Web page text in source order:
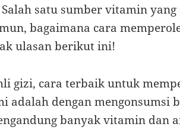
satu sumber vitamin
bagaimana cara
ulasan berikut ini!
gizi, cara terbaik untuk
adalah dengan mengonsumsi
banyak vitamin dan